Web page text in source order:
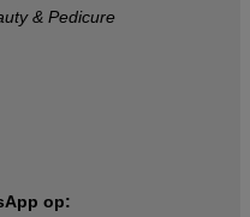
& Pedicure
op: